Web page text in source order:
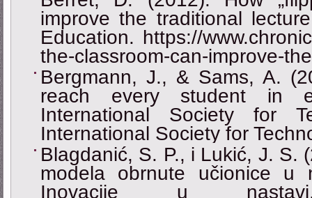
improve the traditional
Education. https://
the-classroom-can-improve-
Bergmann, J., & Sams, A.
reach every student in
International Society for
International Society for
Blagdanić, S. P., i Lukić, Ј. S.
modela obrnute učionice u
Inovacije u